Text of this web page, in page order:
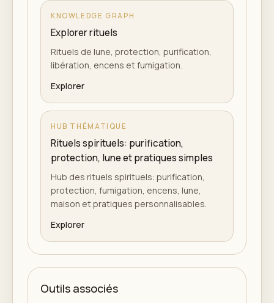
KNOWLEDGE GRAPH
Explorer rituels
Rituels de lune, protection, purification,
libération, encens et fumigation.
Explorer
HUB THÉMATIQUE
Rituels spirituels: purification,
protection, lune et pratiques simples
Hub des rituels spirituels: purification,
protection, fumigation, encens, lune,
maison et pratiques personnalisables.
Explorer
Outils associés